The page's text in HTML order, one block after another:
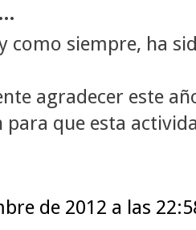
como siempre, ha
agradecer este
para que esta
de 2012 a las